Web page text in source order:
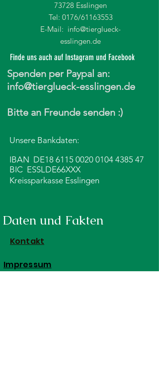
73728 Esslingen
Tel: 0176/61163553
E-Mail: info@tierglueck-
esslingen.de
Finde uns auch auf Instagram und Facebook
Spenden per Paypal an:
info@tierglueck-esslingen.de
Bitte an Freunde senden :)
Unsere Bankdaten:
IBAN DE18 6115 0020 0104 4385 47
BIC ESSLDE66XXX
Kreissparkasse Esslingen
Daten und Fakten
Kontakt
Impressum